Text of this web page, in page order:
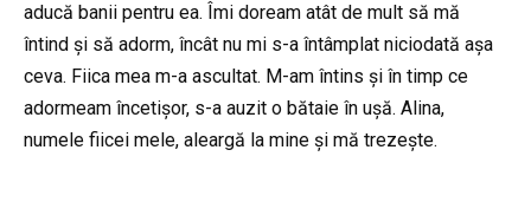
aducă banii pentru ea. Îmi doream atât de mult să mă
întind și să adorm, încât nu mi s-a întâmplat niciodată așa
ceva. Fiica mea m-a ascultat. M-am întins și în timp ce
adormeam încetișor, s-a auzit o bătaie în ușă. Alina,
numele fiicei mele, aleargă la mine și mă trezește.